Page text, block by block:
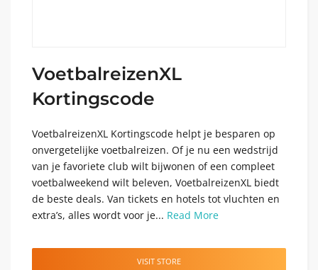
VoetbalreizenXL
Kortingscode
VoetbalreizenXL Kortingscode helpt je besparen op
onvergetelijke voetbalreizen. Of je nu een wedstrijd
van je favoriete club wilt bijwonen of een compleet
voetbalweekend wilt beleven, VoetbalreizenXL biedt
de beste deals. Van tickets en hotels tot vluchten en
extra’s, alles wordt voor je... Read More
VISIT STORE